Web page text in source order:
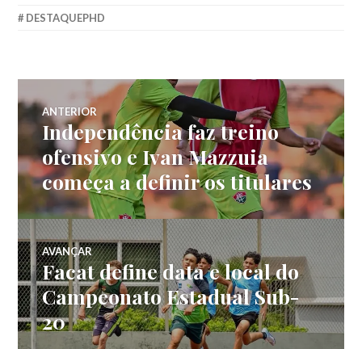
DESTAQUEPHD
ANTERIOR
Independência faz treino
ofensivo e Ivan Mazzuia
começa a definir os titulares
AVANÇAR
Facat define data e local do
Campeonato Estadual Sub-
20